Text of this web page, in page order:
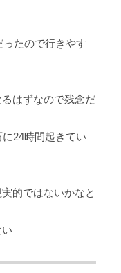
たので行きやす
はずなので残念だ
24時間起きてい
的ではないかなと